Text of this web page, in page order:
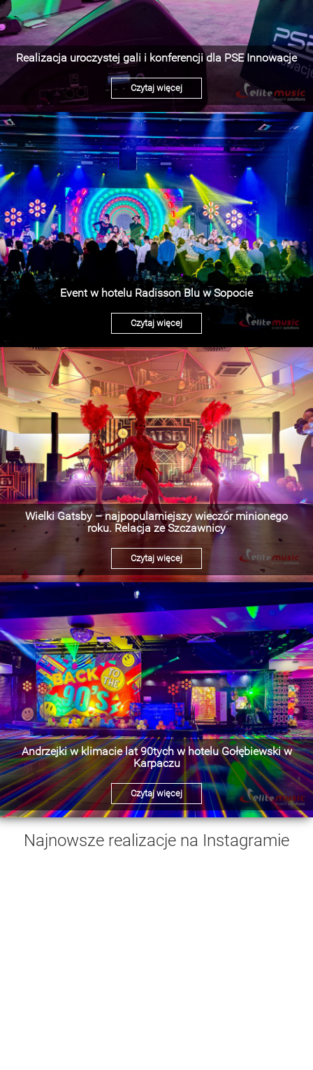
Realizacja uroczystej gali i konferencji dla PSE Innowacje
Czytaj więcej
Event w hotelu Radisson Blu w Sopocie
Czytaj więcej
Wielki Gatsby – najpopularniejszy wieczór minionego
roku. Relacja ze Szczawnicy
Czytaj więcej
Andrzejki w klimacie lat 90tych w hotelu Gołębiewski w
Karpaczu
Czytaj więcej
Najnowsze realizacje na Instagramie